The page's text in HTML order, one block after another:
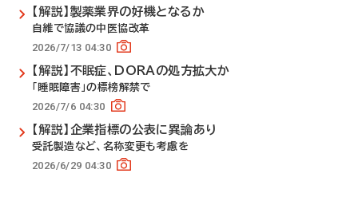
【解説】製薬業界の好機となるか
自維で協議の中医協改革
2026/7/13 04:30
【解説】不眠症、DORAの処方拡大か
「睡眠障害」の標榜解禁で
2026/7/6 04:30
【解説】企業指標の公表に異論あり
受託製造など、名称変更も考慮を
2026/6/29 04:30